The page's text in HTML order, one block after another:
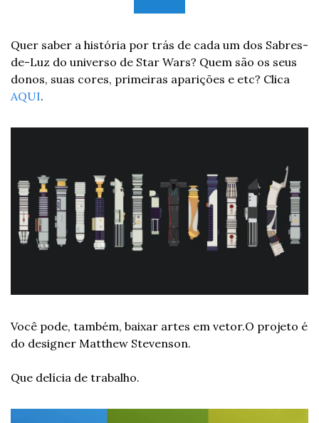
Quer saber a história por trás de cada um dos Sabres-
de-Luz do universo de Star Wars? Quem são os seus
AQUI.
Você pode, também, baixar artes em vetor.O projeto é
do designer Matthew Stevenson.
Que delícia de trabalho.